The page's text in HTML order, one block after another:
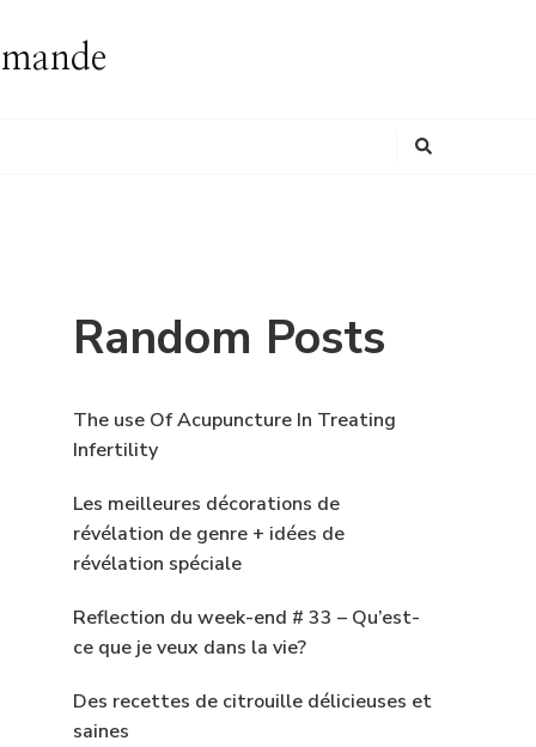
Random Posts
The use Of Acupuncture In Treating
Infertility
Les meilleures décorations de
révélation de genre + idées de
révélation spéciale
Reflection du week-end # 33 – Qu’est-
ce que je veux dans la vie?
Des recettes de citrouille délicieuses et
saines